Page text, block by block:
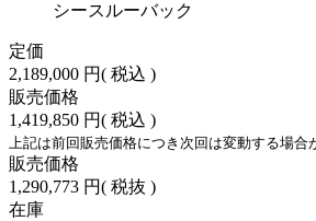
シースルーバック
定価
2,189,000 円( 税込 )
販売価格
1,419,850 円( 税込 )
上記は前回販売価格につき次回は変動する場合
販売価格
1,290,773 円( 税抜 )
在庫